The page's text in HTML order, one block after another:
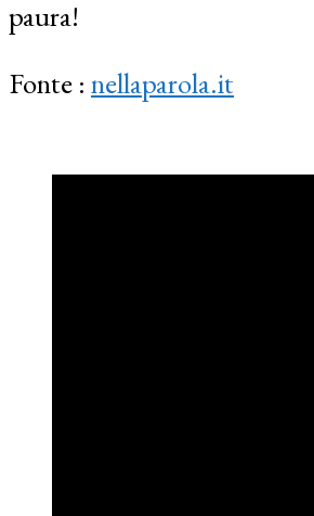
paura!
Fonte : nellaparola.it